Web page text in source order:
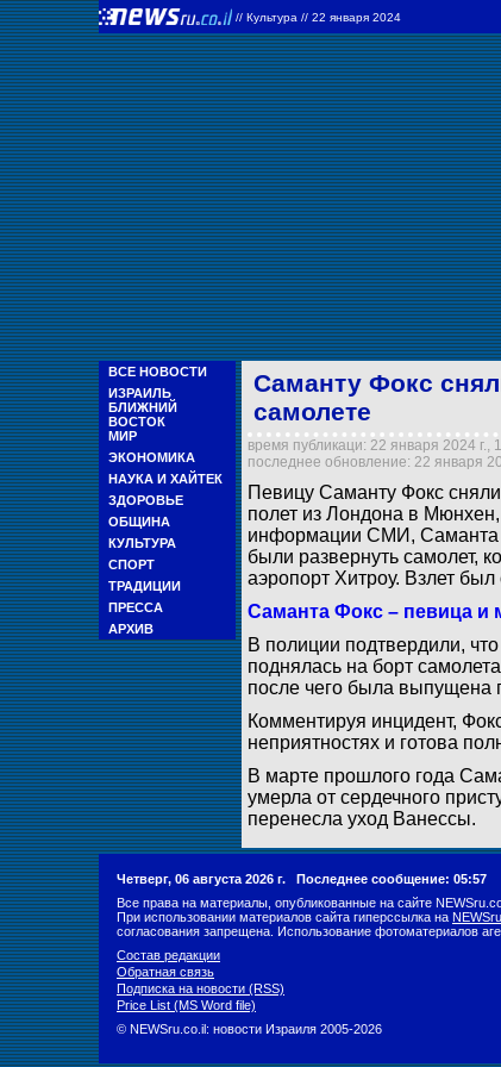
// Культура // 22 января 2024
ВСЕ НОВОСТИ
ИЗРАИЛЬ
БЛИЖНИЙ
ВОСТОК
МИР
ЭКОНОМИКА
НАУКА И ХАЙТЕК
ЗДОРОВЬЕ
ОБЩИНА
КУЛЬТУРА
СПОРТ
ТРАДИЦИИ
ПРЕССА
АРХИВ
Саманту Фокс
самолете
время публикаци: 22 января 2024 г.,
последнее обновление: 22 января
Певицу Саманту Фокс
полет из Лондона в Мюнхен,
информации СМИ, Саманта
были развернуть самолет,
аэропорт Хитроу. Взлет был
Саманта Фокс – певица
В полиции подтвердили,
поднялась на борт
после чего была выпущена
Комментируя инцидент,
неприятностях и готова
В марте прошлого года
умерла от сердечного
перенесла уход Ванессы.
Четверг, 06 августа 2026 г. Последнее сообщение: 05:57
Все права на материалы, опубликованные на сайте
При использовании материалов сайта гиперссылка на
согласования запрещена. Использование фотоматериалов
Состав редакции
Обратная связь
Подписка на новости (RSS)
Price List (MS Word file)
© NEWSru.co.il: новости Израиля 2005-2026